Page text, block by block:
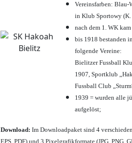
Vereinsfarben: Blau-
in Klub Sportowy (K.
nach dem 1. WK
bis 1918 bestanden
folgende Vereine:
Bielitzer Fussball
1907, Sportklub
Fussball Club
1939 = wurden alle
aufgelöst;
Download: Im Downloadpaket sind 4
EPS, PDF) und 3 Pixelgrafikformate (JPG, PNG,